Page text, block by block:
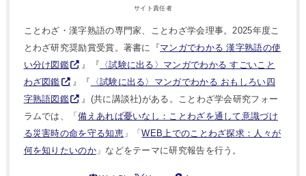
サイト責任者
ことわざ・漢字熟語の専門家、ことわざ学会理事。2025年度こ
とわざ研究奨励賞受賞。著書に『マンガでわかる 漢字熟語の使
い分け図鑑
』『 〈試験に出る〉マンガでわかる すごいこと
わざ図鑑
』『
〈試験に出る〉マンガでわかる おもしろい四
字熟語図鑑
』(共に講談社)がある。ことわざ学会研究フォー
ラムでは、「備えあれば憂いなし：ことわざを通して意識づけ
る災害時の命を守る知恵」「WEB上でのことわざ探求：人々が
何を知りたいのか」などをテーマに研究報告を行う。